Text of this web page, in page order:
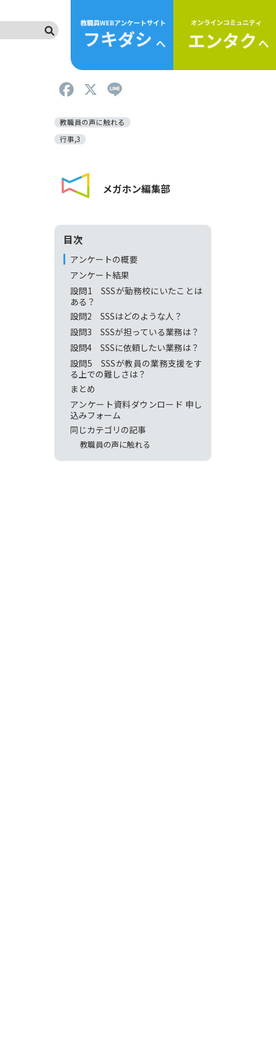
F
c
e
b
o
o
k
X
e
教職員の声に触れる
行事,3
メガホン編集部
目次
アンケートの概要
アンケート結果
設問1 SSSが勤務校にいたことは
ある？
設問2 SSSはどのような人？
設問3 SSSが担っている業務は？
設問4 SSSに依頼したい業務は？
設問5 SSSが教員の業務支援をす
る上での難しさは？
まとめ
アンケート資料ダウンロード 申し
込みフォーム
同じカテゴリの記事
教職員の声に触れる